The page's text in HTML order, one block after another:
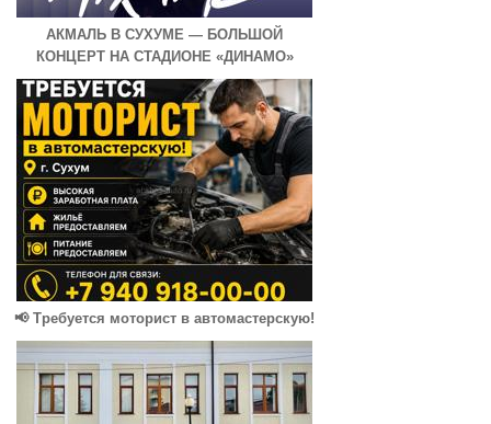
АКМАЛЬ В СУХУМЕ — БОЛЬШОЙ
КОНЦЕРТ НА СТАДИОНЕ «ДИНАМО»
📢 Требуется моторист в автомастерскую!